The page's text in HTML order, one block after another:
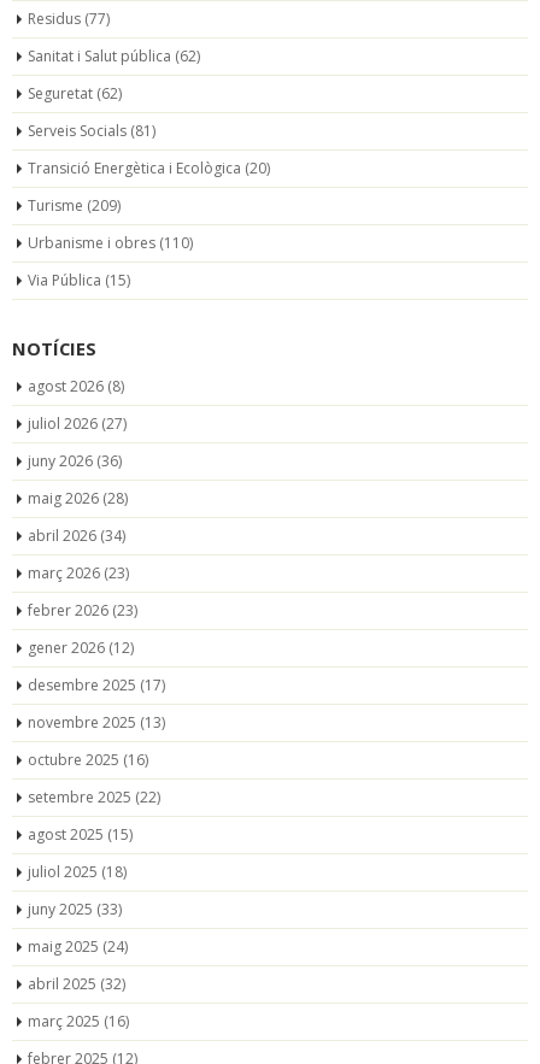
Residus (77)
Sanitat i Salut pública (62)
Seguretat (62)
Serveis Socials (81)
Transició Energètica i Ecològica (20)
Turisme (209)
Urbanisme i obres (110)
Via Pública (15)
NOTÍCIES
agost 2026 (8)
juliol 2026 (27)
juny 2026 (36)
maig 2026 (28)
abril 2026 (34)
març 2026 (23)
febrer 2026 (23)
gener 2026 (12)
desembre 2025 (17)
novembre 2025 (13)
octubre 2025 (16)
setembre 2025 (22)
agost 2025 (15)
juliol 2025 (18)
juny 2025 (33)
maig 2025 (24)
abril 2025 (32)
març 2025 (16)
febrer 2025 (12)